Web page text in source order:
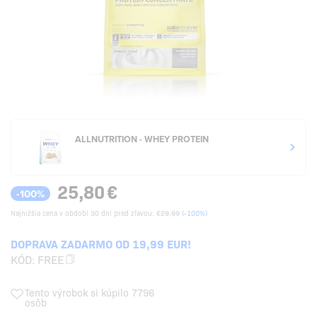
ALLNUTRITION - WHEY PROTEIN
-100% 25,80€
Najnižšia cena v období 30 dní pred zľavou: €29,99 (-100%)
DOPRAVA ZADARMO OD 19,99 EUR!
KÓD: FREE
Tento výrobok si kúpilo 7796
osôb